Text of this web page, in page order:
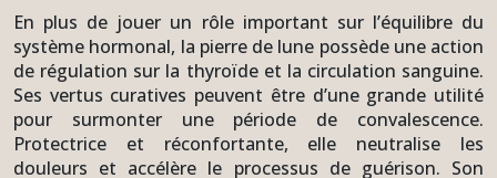
En plus de jouer un rôle important sur l’équilibre du
système hormonal, la pierre de lune possède une action
de régulation sur la thyroïde et la circulation sanguine.
Ses vertus curatives peuvent être d’une grande utilité
pour surmonter une période de convalescence.
Protectrice et réconfortante, elle neutralise les
douleurs et accélère le processus de guérison. Son